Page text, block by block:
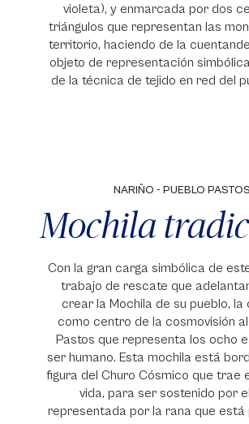
violeta), y enmarcada por dos
triángulos que representan las
territorio, haciendo de la
objeto de representación
de la técnica de tejido en red del
NARIÑO - PUEBLO PASTOS
Mochila
Con la gran carga simbólica de
trabajo de rescate que
crear la Mochila de su pueblo, la
como centro de la cosmovisión
Pastos que representa los ocho
ser humano. Esta mochila está
figura del Churo Cósmico que trae
vida, para ser sostenido por
representada por la rana que está